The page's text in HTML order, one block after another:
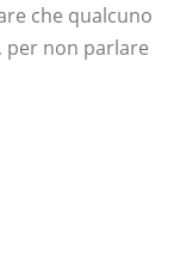
che qualcuno
per non parlare